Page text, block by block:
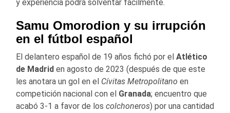
y experiencia podrá solventar fácilmente.
Samu Omorodion y su irrupción
en el fútbol español
El delantero español de 19 años fichó por el Atlético
de Madrid en agosto de 2023 (después de que este
les anotara un gol en el Cívitas Metropolitano en
competición nacional con el Granada; encuentro que
acabó 3-1 a favor de los colchoneros) por una cantidad